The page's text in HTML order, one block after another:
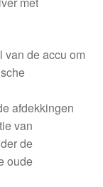
van de accu om
afdekkingen
van
de
oude